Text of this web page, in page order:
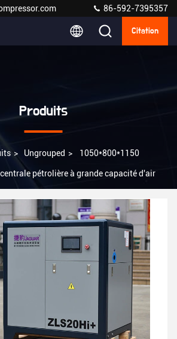
86-592-7395357
Citation
Produits
> Ungrouped > 1050*800*1150
pétrolière à grande capacité d'air